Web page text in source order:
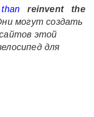
than reinvent
the
могут создать
этой
для